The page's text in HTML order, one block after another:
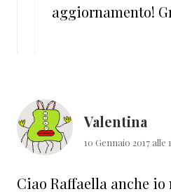
aggiornamento!
Valentina
10 Gennaio 2017 alle
Ciao Raffaella anche io